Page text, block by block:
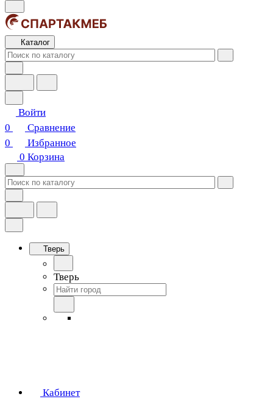
Каталог
Войти
0
Сравнение
0
Избранное
0 Корзина
Тверь
Тверь
Кабинет